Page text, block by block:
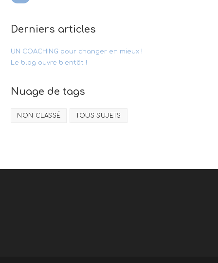
Derniers articles
UN COACHING pour changer en mieux !
Le blog ouvre bientôt !
Nuage de tags
NON CLASSÉ TOUS SUJETS